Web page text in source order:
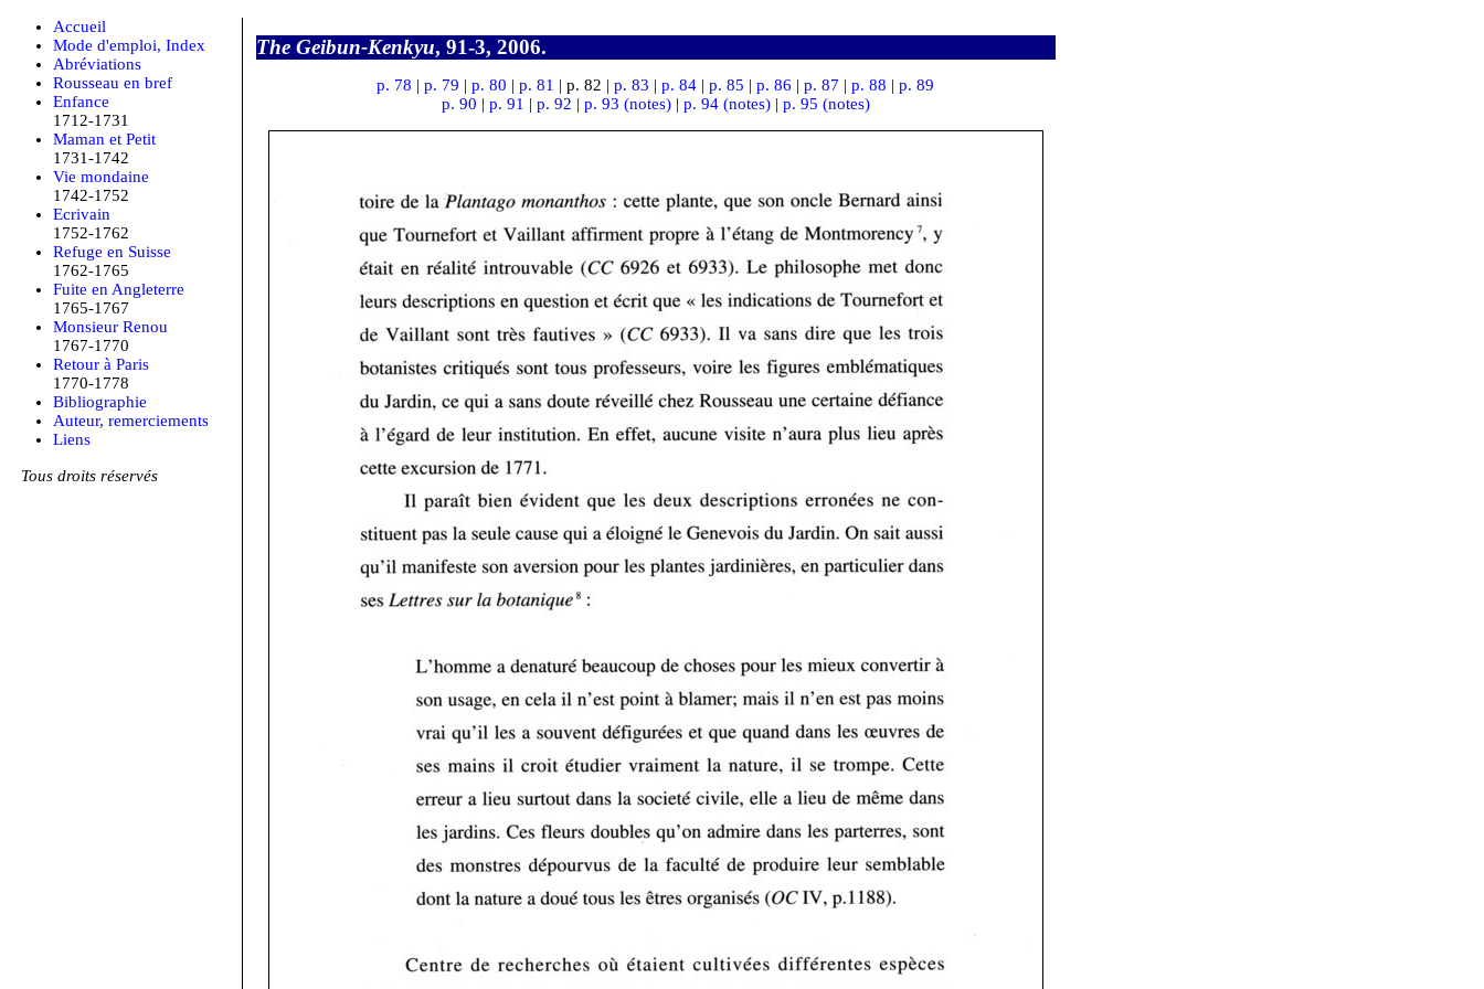
The Geibun-Kenkyu, 91-3, 2006.
p. 78 |p. 79 |p. 80 |p. 81 | p. 82 |p. 83 |p. 84 |p. 85 |p. 86 |p. 87 |p. 88 |p. 89
p. 90 | p. 91 | p. 92 | p. 93 (notes)| p. 94 (notes)| p. 95 (notes)
Accueil
Mode d'emploi, Index
Abréviations
Rousseau en bref
Enfance
1712-1731
Maman et Petit
1731-1742
Vie mondaine
1742-1752
Ecrivain
1752-1762
Refuge en Suisse
1762-1765
Fuite en Angleterre
1765-1767
Monsieur Renou
1767-1770
Retour à Paris
1770-1778
Bibliographie
Auteur, remerciements
Liens
Tous droits réservés